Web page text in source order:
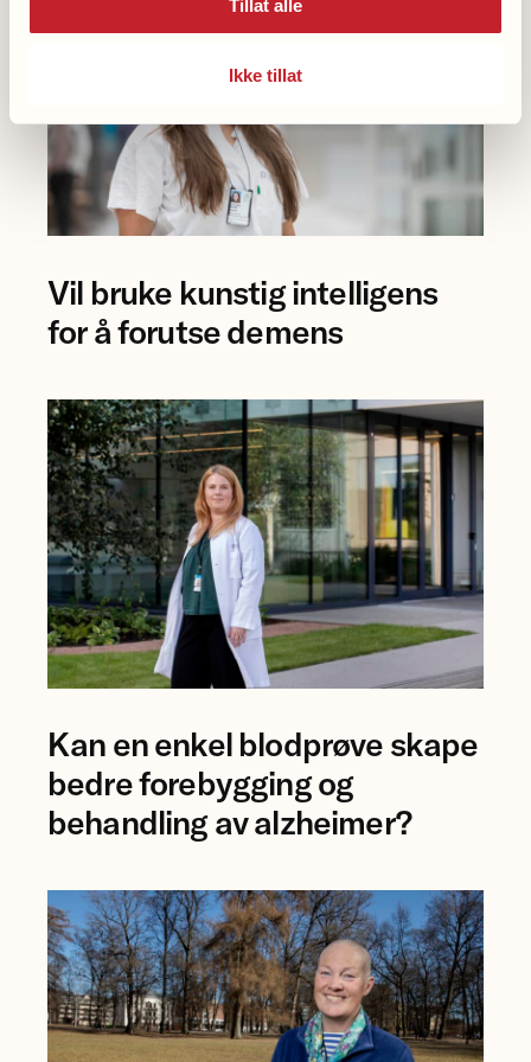
Tillat alle
Ikke tillat
av
forsker
Aamodt
på
Rikshospitalet.
Vil bruke kunstig intelligens
for å forutse demens
av
forsker
Ingrid
Augestad.
Kan en enkel blodprøve skape
bedre forebygging og
behandling av alzheimer?